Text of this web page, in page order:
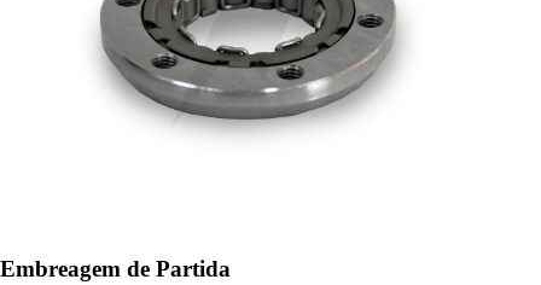
Embreagem de Partida